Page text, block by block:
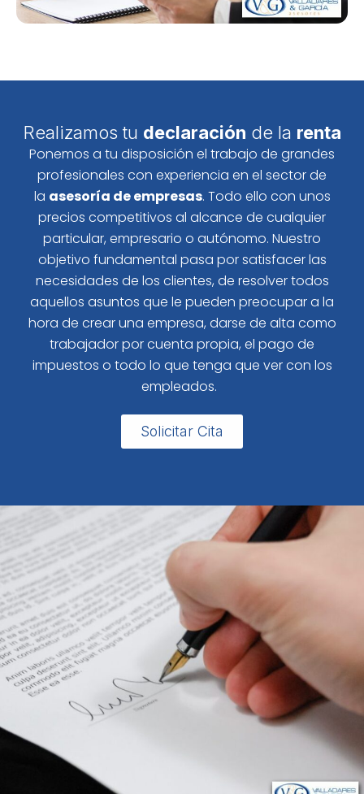
Realizamos tu declaración de la renta
Ponemos a tu disposición el trabajo de grandes
profesionales con experiencia en el sector de
la asesoría de empresas. Todo ello con unos
precios competitivos al alcance de cualquier
particular, empresario o autónomo. Nuestro
objetivo fundamental pasa por satisfacer las
necesidades de los clientes, de resolver todos
aquellos asuntos que le pueden preocupar a la
hora de crear una empresa, darse de alta como
trabajador por cuenta propia, el pago de
impuestos o todo lo que tenga que ver con los
empleados.
Solicitar Cita